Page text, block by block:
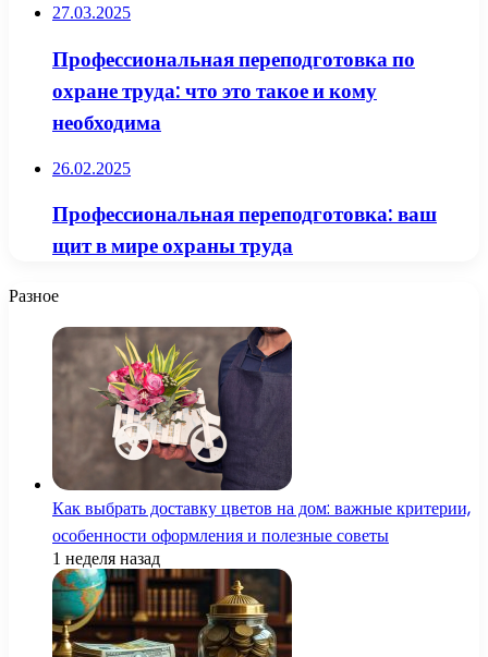
27.03.2025
Профессиональная переподготовка по
охране труда: что это такое и кому
необходима
26.02.2025
Профессиональная переподготовка: ваш
щит в мире охраны труда
Разное
Как выбрать доставку цветов на дом: важные критерии,
особенности оформления и полезные советы
1 неделя назад